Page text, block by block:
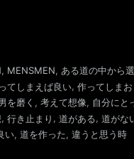
, MENSMEN, ある道の中から
てしまえば良い, 作ってしまお
を磨く , 考えて想像, 自分にと
, 行き止まり , 道がある, 道がな
い, 道を作った, 違うと思う時